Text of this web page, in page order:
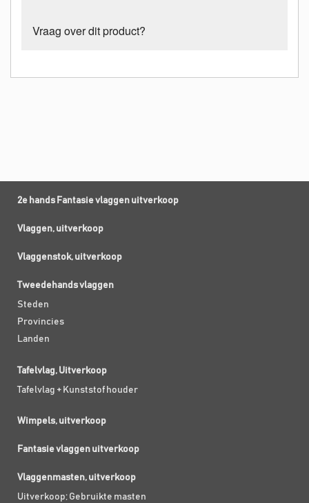
Vraag over dit product?
2e hands Fantasie vlaggen uitverkoop
Vlaggen, uitverkoop
Vlaggenstok, uitverkoop
Tweedehands vlaggen
Steden
Provincies
Landen
Tafelvlag, Uitverkoop
Tafelvlag + Kunststof houder
Wimpels, uitverkoop
Fantasie vlaggen uitverkoop
Vlaggenmasten, uitverkoop
Uitverkoop; Gebruikte masten